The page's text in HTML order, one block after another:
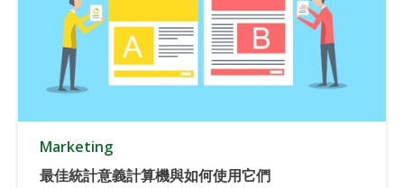
Marketing
最佳統計意義計算機與如何使用它們